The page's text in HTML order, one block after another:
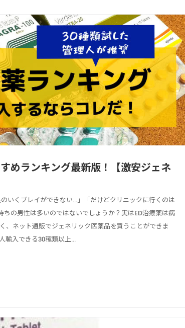
めランキング最新版！【激安ジェネ
のいくプレイができない…」「だけどクリニックに行くのは
の男性は多いのではないでしょうか？実はED治療薬は病
、ネット通販でジェネリック医薬品を買うことができま
輸入できる30種類以上...